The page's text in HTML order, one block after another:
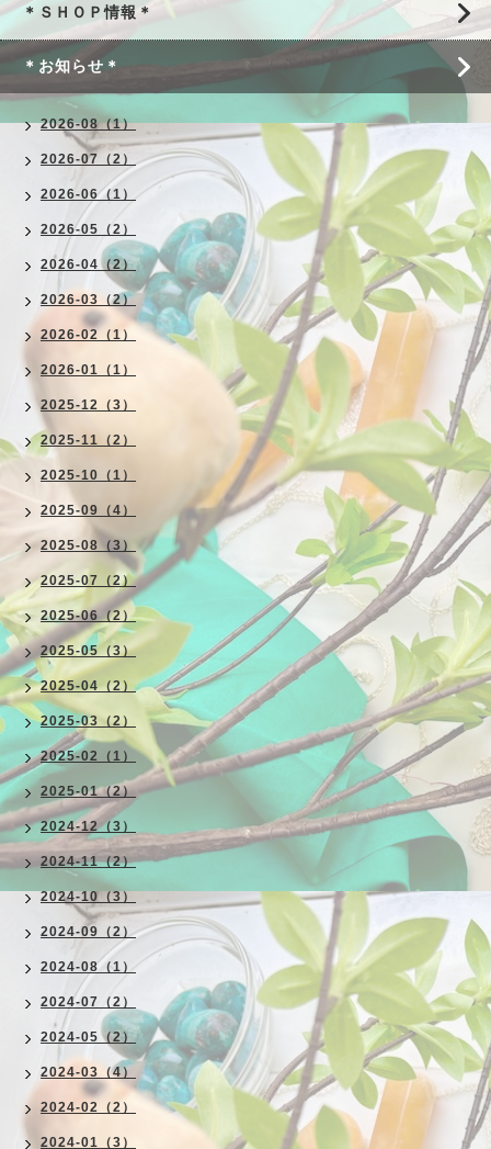
＊ＳＨＯＰ情報＊
＊お知らせ＊
2026-08（1）
2026-07（2）
2026-06（1）
2026-05（2）
2026-04（2）
2026-03（2）
2026-02（1）
2026-01（1）
2025-12（3）
2025-11（2）
2025-10（1）
2025-09（4）
2025-08（3）
2025-07（2）
2025-06（2）
2025-05（3）
2025-04（2）
2025-03（2）
2025-02（1）
2025-01（2）
2024-12（3）
2024-11（2）
2024-10（3）
2024-09（2）
2024-08（1）
2024-07（2）
2024-05（2）
2024-03（4）
2024-02（2）
2024-01（3）